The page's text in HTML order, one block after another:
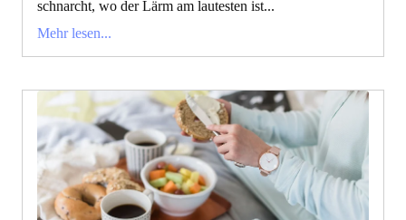
schnarcht, wo der Lärm am lautesten ist...
Mehr lesen...